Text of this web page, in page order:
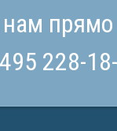
228-